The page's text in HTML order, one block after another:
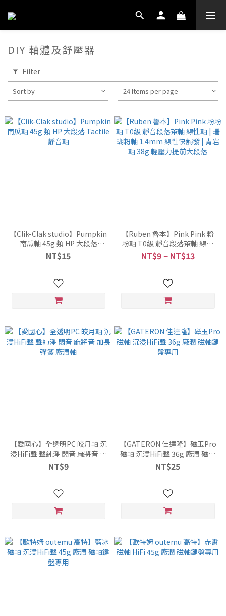
DIY 軸體及舒壓器
Filter
Sort by 24 Items per page
【Clik-Clak studio】Pumpkin
南瓜軸 45g 類 HP 大段落
Tactile 靜音軸
NT$15
【Ruben 魯本】Pink Pink 粉
粉軸 T0級 靜音段落茶軸 線性
軸 | 珊瑚粉軸 1.4mm 線性快觸
NT$9 ~ NT$13
【愛國心】全透明PC 皎月軸 沉
浸HiFi聲 聲純淨 悶音 麻將音 加
長彈簧 廠潤軸
NT$9
【GATERON 佳達隆】磁玉Pro
磁軸 沉浸HiFi聲 36g 廠潤 磁軸
鍵盤專用
NT$25